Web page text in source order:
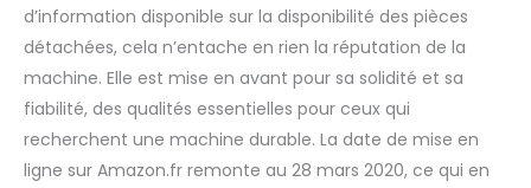
d’information disponible sur la disponibilité des pièces
détachées, cela n’entache en rien la réputation de la
machine. Elle est mise en avant pour sa solidité et sa
fiabilité, des qualités essentielles pour ceux qui
recherchent une machine durable. La date de mise en
ligne sur Amazon.fr remonte au 28 mars 2020, ce qui en